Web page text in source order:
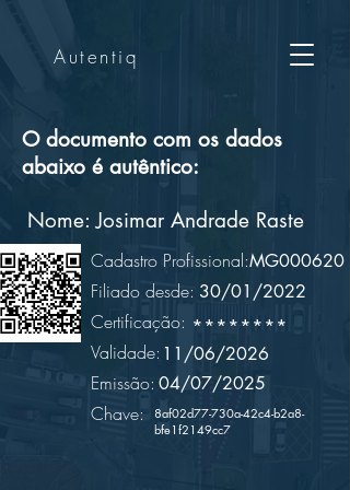
Autentiq
O documento com os dados
abaixo é autêntico:
Nome:
Cadastro Profissional:
Filiado desde:
Certificação:
Validade:
Emissão:
Chave:
8af02d77-730a-42c4-b2a8-
bfe1f2149cc7
11/06/2026
Josimar Andrade Raste
04/07/2025
********
30/01/2022
MG000620